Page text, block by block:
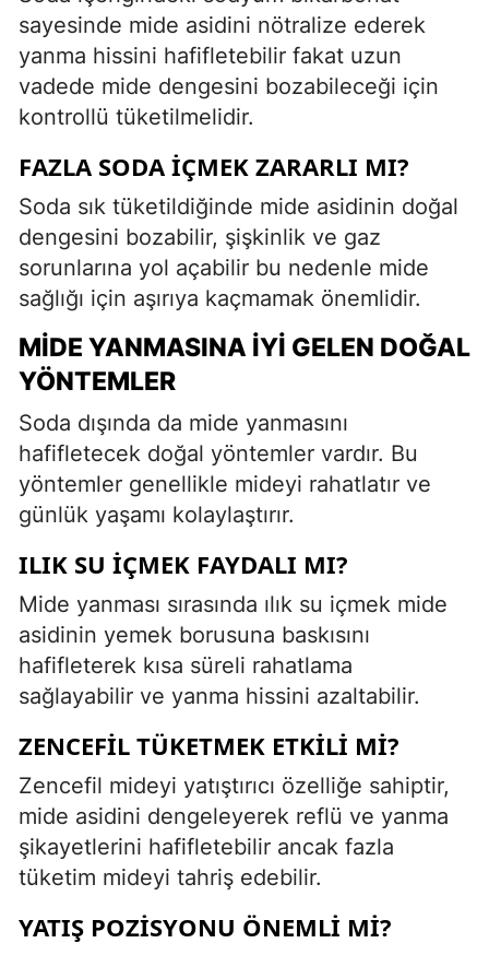
sayesinde mide asidini nötralize ederek
yanma hissini hafifletebilir fakat uzun
vadede mide dengesini bozabileceği için
kontrollü tüketilmelidir.
FAZLA SODA İÇMEK ZARARLI MI?
Soda sık tüketildiğinde mide asidinin doğal
dengesini bozabilir, şişkinlik ve gaz
sorunlarına yol açabilir bu nedenle mide
sağlığı için aşırıya kaçmamak önemlidir.
MIDE YANMASINA İYI GELEN DOĞAL
YÖNTEMLER
Soda dışında da mide yanmasını
hafifletecek doğal yöntemler vardır. Bu
yöntemler genellikle mideyi rahatlatır ve
günlük yaşamı kolaylaştırır.
ILIK SU İÇMEK FAYDALI MI?
Mide yanması sırasında ılık su içmek mide
asidinin yemek borusuna baskısını
hafifleterek kısa süreli rahatlama
sağlayabilir ve yanma hissini azaltabilir.
ZENCEFIL TÜKETMEK ETKILI MI?
Zencefil mideyi yatıştırıcı özelliğe sahiptir,
mide asidini dengeleyerek reflü ve yanma
şikayetlerini hafifletebilir ancak fazla
tüketim mideyi tahriş edebilir.
YATIŞ POZISYONU ÖNEMLI MI?